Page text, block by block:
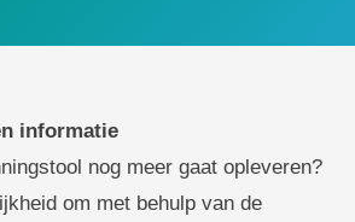
informatie
nog meer gaat opleveren?
om met behulp van de